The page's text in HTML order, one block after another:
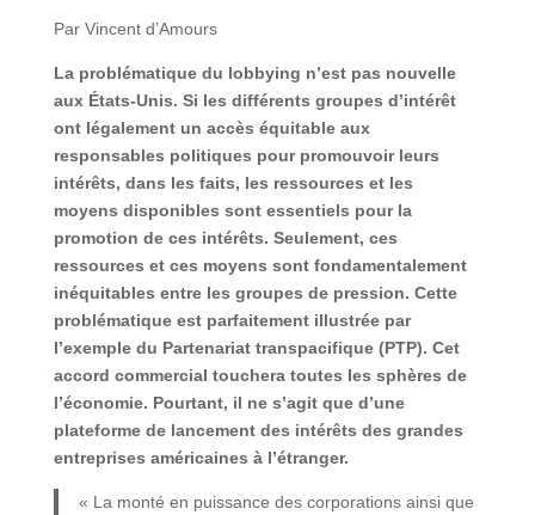
Par Vincent d’Amours
La problématique du lobbying n’est pas nouvelle
aux États-Unis. Si les différents groupes d’intérêt
ont légalement un accès équitable aux
responsables politiques pour promouvoir leurs
intérêts, dans les faits, les ressources et les
moyens disponibles sont essentiels pour la
promotion de ces intérêts. Seulement, ces
ressources et ces moyens sont fondamentalement
inéquitables entre les groupes de pression. Cette
problématique est parfaitement illustrée par
l’exemple du Partenariat transpacifique (PTP). Cet
accord commercial touchera toutes les sphères de
l’économie. Pourtant, il ne s’agit que d’une
plateforme de lancement des intérêts des grandes
entreprises américaines à l’étranger.
« La monté en puissance des corporations ainsi que